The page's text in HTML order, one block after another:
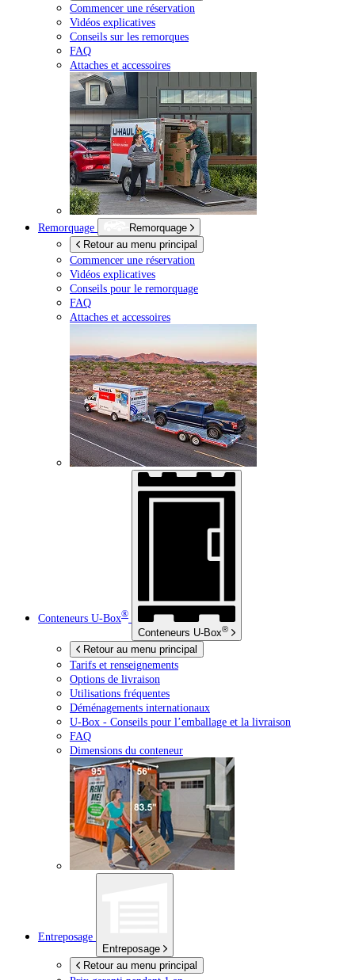
Commencer une réservation
Vidéos explicatives
Conseils sur les remorques
FAQ
Attaches et accessoires
Remorquage
Remorquage
Retour au menu principal
Commencer une réservation
Vidéos explicatives
Conseils pour le remorquage
FAQ
Attaches et accessoires
Conteneurs U-Box®
Conteneurs U-Box®
Retour au menu principal
Tarifs et renseignements
Options de livraison
Utilisations fréquentes
Déménagements internationaux
U-Box - Conseils pour l’emballage et la livraison
FAQ
Dimensions du conteneur
Entreposage
Entreposage
Retour au menu principal